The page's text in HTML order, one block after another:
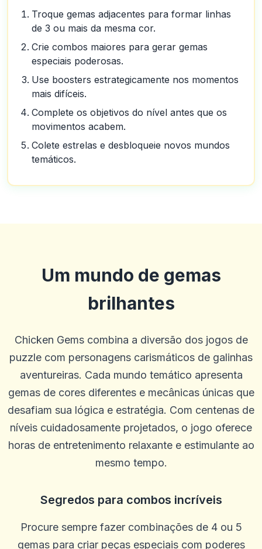
Troque gemas adjacentes para formar linhas
de 3 ou mais da mesma cor.
Crie combos maiores para gerar gemas
especiais poderosas.
Use boosters estrategicamente nos momentos
mais difíceis.
Complete os objetivos do nível antes que os
movimentos acabem.
Colete estrelas e desbloqueie novos mundos
temáticos.
Um mundo de gemas
brilhantes
Chicken Gems combina a diversão dos jogos de
puzzle com personagens carismáticos de galinhas
aventureiras. Cada mundo temático apresenta
gemas de cores diferentes e mecânicas únicas que
desafiam sua lógica e estratégia. Com centenas de
níveis cuidadosamente projetados, o jogo oferece
horas de entretenimento relaxante e estimulante ao
mesmo tempo.
Segredos para combos incríveis
Procure sempre fazer combinações de 4 ou 5
gemas para criar peças especiais com poderes
negócio ou assunto.
James Rieck
2025-10-15 07:14:12